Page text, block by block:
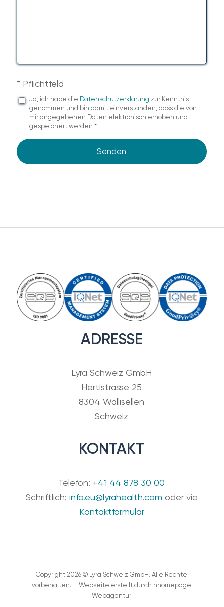
* Pflichtfeld
Ja, ich habe die Datenschutzerklärung zur Kenntnis
genommen und bin damit einverstanden, dass die von
mir angegebenen Daten elektronisch erhoben und
gespeichert werden *
ADRESSE
Lyra Schweiz GmbH
Hertistrasse 25
8304 Wallisellen
Schweiz
KONTAKT
Telefon: +41 44 878 30 00
Schriftlich: info.eu@lyrahealth.com oder via
Kontaktformular
Copyright 2026 © Lyra Schweiz GmbH. Alle Rechte
vorbehalten. – Webseite erstellt durch hhomepage
Webagentur